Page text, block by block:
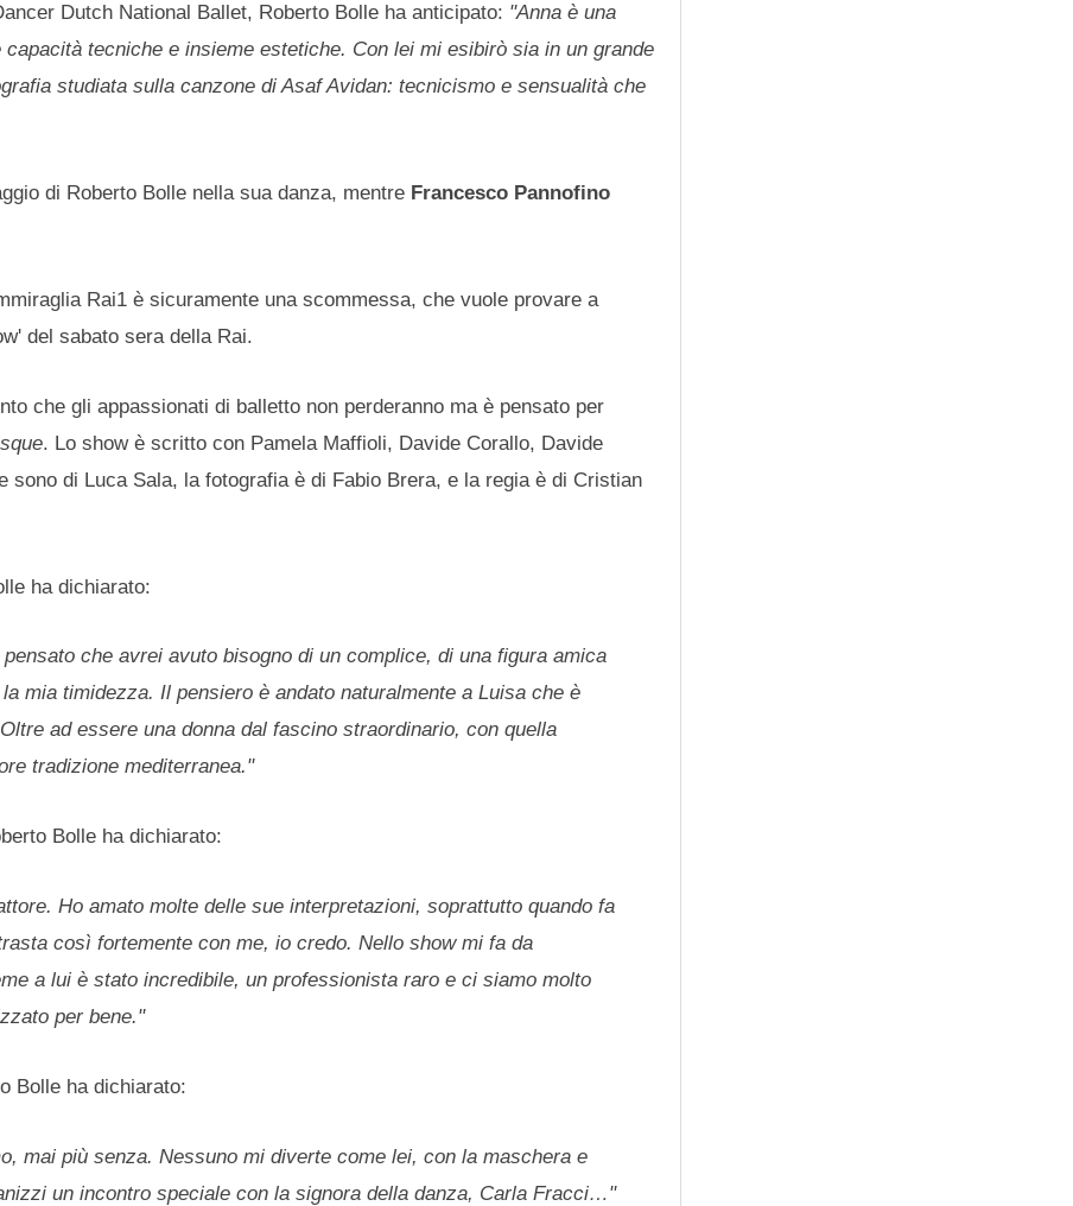
Dutch National Ballet, Roberto Bolle ha anticipato: "Anna è una
tecniche e insieme estetiche. Con lei mi esibirò sia in un grande
studiata sulla canzone di Asaf Avidan: tecnicismo e sensualità che
di Roberto Bolle nella sua danza, mentre Francesco Pannofino
Rai1 è sicuramente una scommessa, che vuole provare a
del sabato sera della Rai.
che gli appassionati di balletto non perderanno ma è pensato per
. Lo show è scritto con Pamela Maffioli, Davide Corallo, Davide
sono di Luca Sala, la fotografia è di Fabio Brera, e la regia è di Cristian
ha dichiarato:
che avrei avuto bisogno di un complice, di una figura amica
mia timidezza. Il pensiero è andato naturalmente a Luisa che è
ad essere una donna dal fascino straordinario, con quella
tradizione mediterranea."
Bolle ha dichiarato:
Ho amato molte delle sue interpretazioni, soprattutto quando fa
così fortemente con me, io credo. Nello show mi fa da
a lui è stato incredibile, un professionista raro e ci siamo molto
per bene."
Bolle ha dichiarato:
mai più senza. Nessuno mi diverte come lei, con la maschera e
un incontro speciale con la signora della danza, Carla Fracci…"